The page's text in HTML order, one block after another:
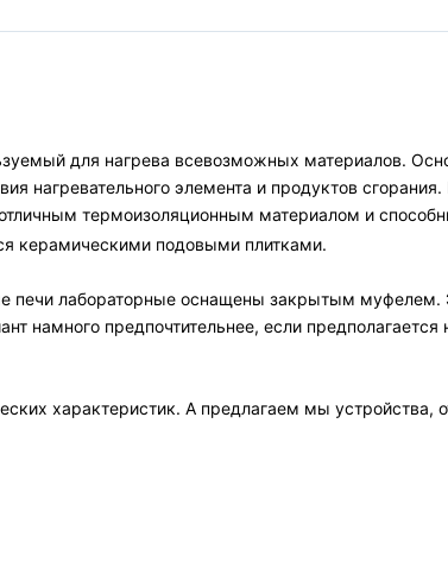
для нагрева всевозможных материалов.
нагревательного элемента и продуктов
термоизоляционным материалом и
керамическими подовыми плитками.
лабораторные оснащены закрытым муфелем.
намного предпочтительнее, если
характеристик. А предлагаем мы устройства,